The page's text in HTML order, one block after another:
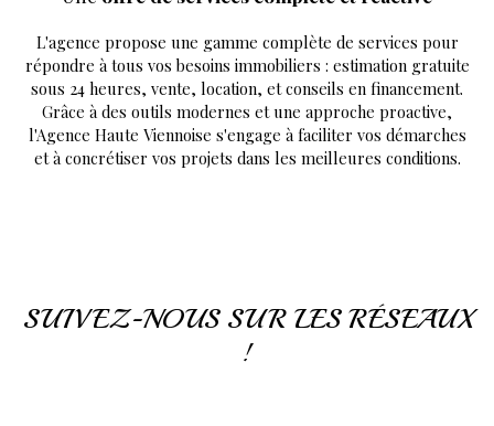
L'agence propose une gamme complète de services pour
répondre à tous vos besoins immobiliers : estimation gratuite
sous 24 heures, vente, location, et conseils en financement.
Grâce à des outils modernes et une approche proactive,
l'Agence Haute Viennoise s'engage à faciliter vos démarches
et à concrétiser vos projets dans les meilleures conditions.
SUIVEZ-NOUS SUR LES RÉSEAUX
!